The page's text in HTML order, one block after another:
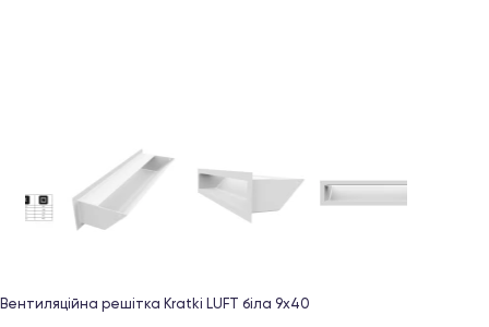
Вентиляційна решітка Kratki LUFT біла 9х40